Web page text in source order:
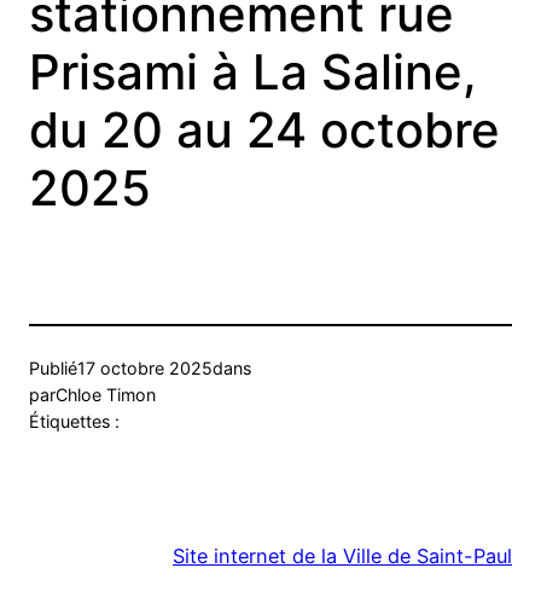
stationnement rue
Prisami à La Saline,
du 20 au 24 octobre
2025
Publié17 octobre 2025dans
parChloe Timon
Étiquettes :
Site internet de la Ville de Saint-Paul